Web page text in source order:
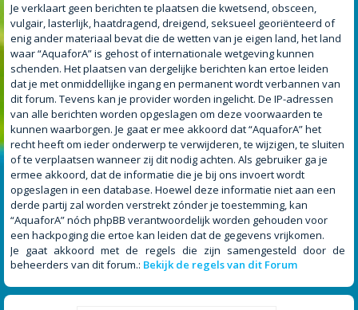
Je verklaart geen berichten te plaatsen die kwetsend, obsceen,
vulgair, lasterlijk, haatdragend, dreigend, seksueel georiënteerd of
enig ander materiaal bevat die de wetten van je eigen land, het land
waar “AquaforA” is gehost of internationale wetgeving kunnen
schenden. Het plaatsen van dergelijke berichten kan ertoe leiden
dat je met onmiddellijke ingang en permanent wordt verbannen van
dit forum. Tevens kan je provider worden ingelicht. De IP-adressen
van alle berichten worden opgeslagen om deze voorwaarden te
kunnen waarborgen. Je gaat er mee akkoord dat “AquaforA” het
recht heeft om ieder onderwerp te verwijderen, te wijzigen, te sluiten
of te verplaatsen wanneer zij dit nodig achten. Als gebruiker ga je
ermee akkoord, dat de informatie die je bij ons invoert wordt
opgeslagen in een database. Hoewel deze informatie niet aan een
derde partij zal worden verstrekt zónder je toestemming, kan
“AquaforA” nóch phpBB verantwoordelijk worden gehouden voor
een hackpoging die ertoe kan leiden dat de gegevens vrijkomen.
Je gaat akkoord met de regels die zijn samengesteld door de
beheerders van dit forum.: Bekijk de regels van dit Forum